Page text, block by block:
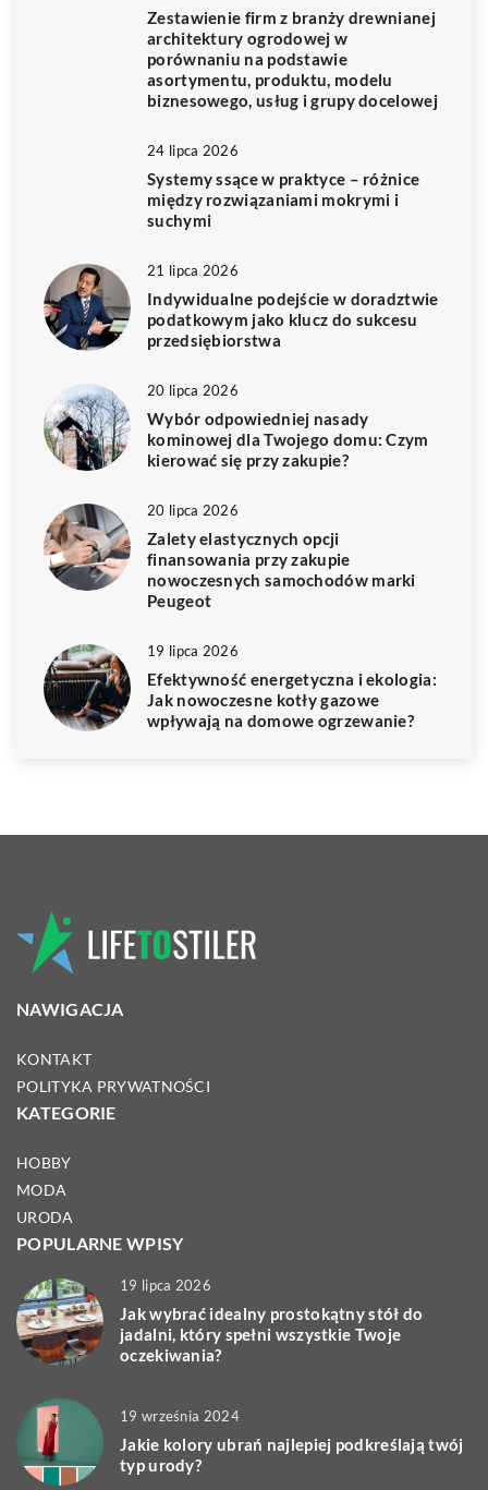
Zestawienie firm z branży drewnianej
architektury ogrodowej w
porównaniu na podstawie
asortymentu, produktu, modelu
biznesowego, usług i grupy docelowej
24 lipca 2026
Systemy ssące w praktyce – różnice
między rozwiązaniami mokrymi i
suchymi
21 lipca 2026
Indywidualne podejście w doradztwie
podatkowym jako klucz do sukcesu
przedsiębiorstwa
20 lipca 2026
Wybór odpowiedniej nasady
kominowej dla Twojego domu: Czym
kierować się przy zakupie?
20 lipca 2026
Zalety elastycznych opcji
finansowania przy zakupie
nowoczesnych samochodów marki
Peugeot
19 lipca 2026
Efektywność energetyczna i ekologia:
Jak nowoczesne kotły gazowe
wpływają na domowe ogrzewanie?
NAWIGACJA
KONTAKT
POLITYKA PRYWATNOŚCI
KATEGORIE
HOBBY
MODA
URODA
POPULARNE WPISY
19 lipca 2026
Jak wybrać idealny prostokątny stół do
jadalni, który spełni wszystkie Twoje
oczekiwania?
19 września 2024
Jakie kolory ubrań najlepiej podkreślają twój
typ urody?